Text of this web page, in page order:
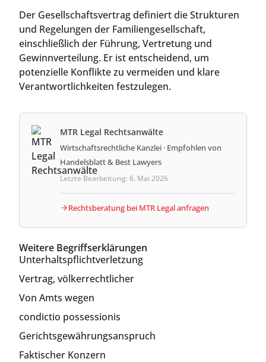
Der Gesellschaftsvertrag definiert die Strukturen
und Regelungen der Familiengesellschaft,
einschließlich der Führung, Vertretung und
Gewinnverteilung. Er ist entscheidend, um
potenzielle Konflikte zu vermeiden und klare
Verantwortlichkeiten festzulegen.
MTR Legal Rechtsanwälte
Wirtschaftsrechtliche Kanzlei · Empfohlen von
Handelsblatt & Best Lawyers
Letzte Bearbeitung: 6. Mai 2026
Rechtsberatung bei MTR Legal anfragen
Weitere Begriffserklärungen
Unterhaltspflichtverletzung
Vertrag, völkerrechtlicher
Von Amts wegen
condictio possessionis
Gerichtsgewährungsanspruch
Faktischer Konzern